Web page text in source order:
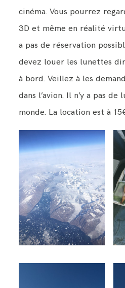
cinéma. Vous pourrez
3D et même en réalité
a pas de réservation
devez louer les lunettes
à bord. Veillez à les
dans l’avion. Il n’y a pas
monde. La location est à